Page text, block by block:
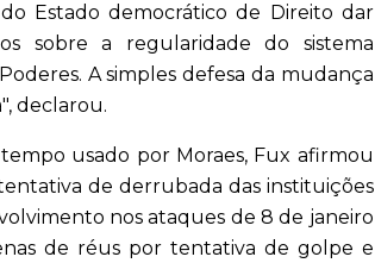
Estado democrático de Direito dar
sobre a regularidade do sistema
A simples defesa da mudança
declarou.
usado por Moraes, Fux afirmou
de derrubada das instituições
nos ataques de 8 de janeiro
de réus por tentativa de golpe e